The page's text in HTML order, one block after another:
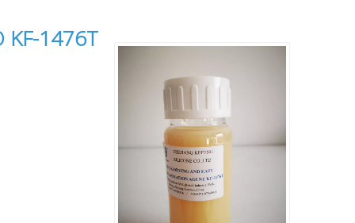
KF-1476T